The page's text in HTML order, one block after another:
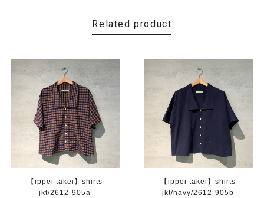
Related product
【ippei takei】shirts
jkt/2612-905a
【ippei takei】shirts
jkt/navy/2612-905b